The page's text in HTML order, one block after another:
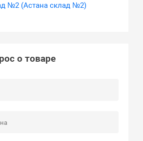
№2 (Астана склад №2)
о товаре